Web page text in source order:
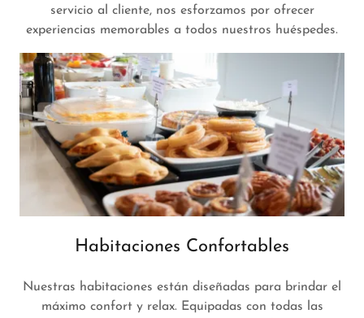
servicio al cliente, nos esforzamos por ofrecer
experiencias memorables a todos nuestros huéspedes.
Habitaciones Confortables
Nuestras habitaciones están diseñadas para brindar el
máximo confort y relax. Equipadas con todas las